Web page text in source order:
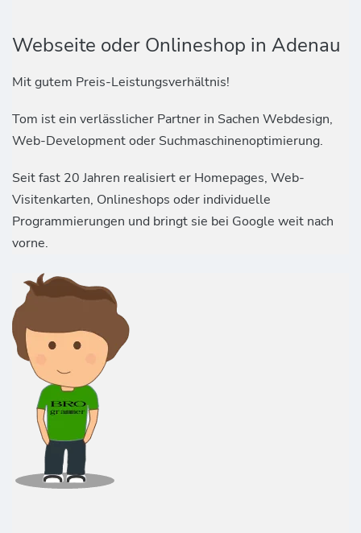
Webseite oder Onlineshop in Adenau
Mit gutem Preis-Leistungsverhältnis!
Tom ist ein verlässlicher Partner in Sachen Webdesign,
Web-Development oder Suchmaschinenoptimierung.
Seit fast 20 Jahren realisiert er Homepages, Web-
Visitenkarten, Onlineshops oder individuelle
Programmierungen und bringt sie bei Google weit nach
vorne.